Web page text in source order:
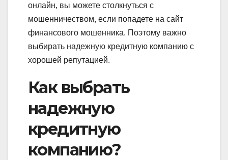
онлайн, вы можете столкнуться с
мошенничеством, если попадете на сайт
финансового мошенника. Поэтому важно
выбирать надежную кредитную компанию с
хорошей репутацией.
Как выбрать
надежную
кредитную
компанию?